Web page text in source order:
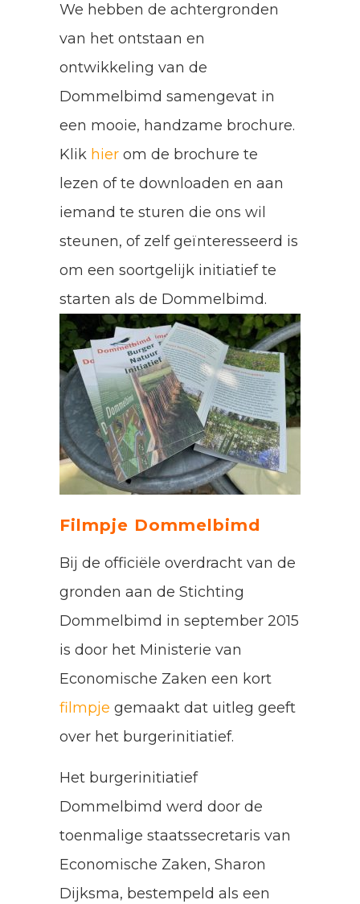
We hebben de achtergronden
van het ontstaan en
ontwikkeling van de
Dommelbimd samengevat in
een mooie, handzame brochure.
Klik hier om de brochure te
lezen of te downloaden en aan
iemand te sturen die ons wil
steunen, of zelf geïnteresseerd is
om een soortgelijk initiatief te
starten als de Dommelbimd.
Filmpje Dommelbimd
Bij de officiële overdracht van de
gronden aan de Stichting
Dommelbimd in september 2015
is door het Ministerie van
Economische Zaken een kort
filmpje gemaakt dat uitleg geeft
over het burgerinitiatief.
Het burgerinitiatief
Dommelbimd werd door de
toenmalige staatssecretaris van
Economische Zaken, Sharon
Dijksma, bestempeld als een